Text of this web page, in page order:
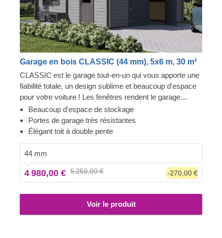
Garage en bois CLASSIC (44 mm), 5x6 m, 30 m²
CLASSIC est le garage tout-en-un qui vous apporte une
fiabilité totale, un design sublime et beaucoup d'espace
pour votre voiture ! Les fenêtres rendent le garage
lumineux et accueillant, et la construction robuste
assure la sécurité de votre voiture. Préparez-vous à
faire moins d'allers-retours à la station de lavage et à
bois à vos invités. CLASSIC est un petit bijou qui
apporte de grands avantages !
Beaucoup d'espace de stockage
Portes de garage très résistantes
Élégant toit à double pente
44 mm
4 980,00 € 5 250,00 € -270,00 €
Voir le produit